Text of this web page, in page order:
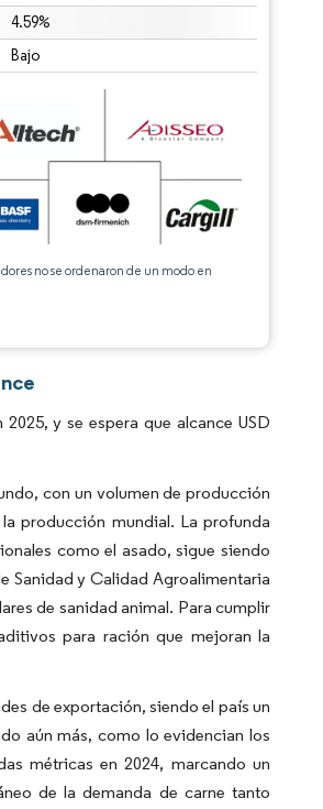
4.59%
Bajo
no se ordenaron de un modo en
y se espera que alcance USD
con un volumen de producción
producción mundial. La profunda
como el asado, sigue siendo
Sanidad y Calidad Agroalimentaria
de sanidad animal. Para cumplir
para ración que mejoran la
de exportación, siendo el país un
aún más, como lo evidencian los
métricas en 2024, marcando un
de la demanda de carne tanto